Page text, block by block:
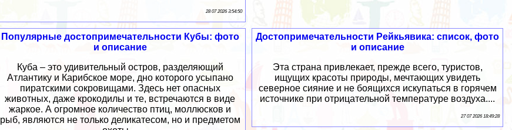
28 07 2026 3:54:50
Достопримечательности Рейкьявика: список, фото
и описание
Эта страна привлекает, прежде всего, туристов,
ищущих красоты природы, мечтающих увидеть
северное сияние и не боящихся искупаться в горячем
источнике при отрицательной температуре воздуха....
27 07 2026 18:49:28
Популярные достопримечательности Кубы: фото
и описание
Куба – это удивительный остров, разделяющий
Атлантику и Карибское море, дно которого усыпано
пиратскими сокровищами. Здесь нет опасных
животных, даже крокодилы и те, встречаются в виде
жаркое. А огромное количество птиц, моллюсков и
рыб, являются не только деликатесом, но и предметом